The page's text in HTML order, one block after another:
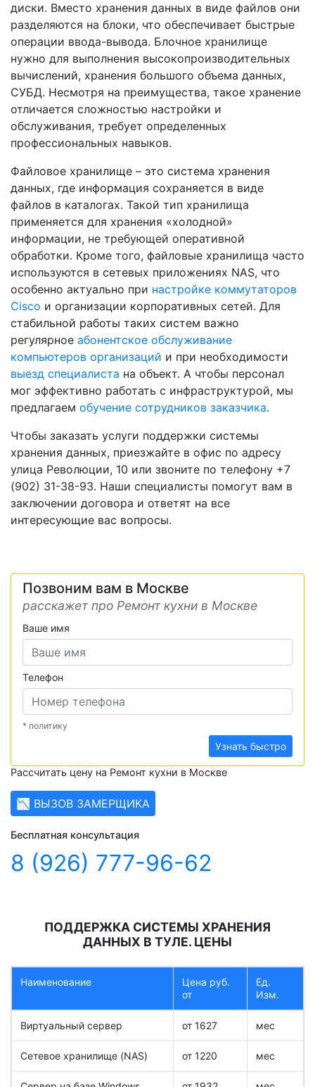
диски. Вместо хранения данных в виде файлов они
разделяются на блоки, что обеспечивает быстрые
операции ввода-вывода. Блочное хранилище
нужно для выполнения высокопроизводительных
вычислений, хранения большого объема данных,
СУБД. Несмотря на преимущества, такое хранение
отличается сложностью настройки и
обслуживания, требует определенных
профессиональных навыков.
Файловое хранилище – это система хранения
данных, где информация сохраняется в виде
файлов в каталогах. Такой тип хранилища
применяется для хранения «холодной»
информации, не требующей оперативной
обработки. Кроме того, файловые хранилища часто
используются в сетевых приложениях NAS, что
особенно актуально при настройке коммутаторов
Cisco и организации корпоративных сетей. Для
стабильной работы таких систем важно
регулярное абонентское обслуживание
компьютеров организаций и при необходимости
выезд специалиста на объект. А чтобы персонал
мог эффективно работать с инфраструктурой, мы
предлагаем обучение сотрудников заказчика.
Чтобы заказать услуги поддержки системы
хранения данных, приезжайте в офис по адресу
улица Революции, 10 или звоните по телефону +7
(902) 31-38-93. Наши специалисты помогут вам в
заключении договора и ответят на все
интересующие вас вопросы.
Позвоним вам в Москве
расскажет про Ремонт кухни в Москве
Ваше имя
Телефон
* политику
Узнать быстро
Рассчитать цену на Ремонт кухни в Москве
📉 ВЫЗОВ ЗАМЕРЩИКА
Бесплатная консультация
8 (926) 777-96-62
ПОДДЕРЖКА СИСТЕМЫ ХРАНЕНИЯ
ДАННЫХ В ТУЛЕ. ЦЕНЫ
Наименование
Цена руб.
от
Ед.
Изм.
Виртуальный сервер от 1627 мес
Сетевое хранилище (NAS) от 1220 мес